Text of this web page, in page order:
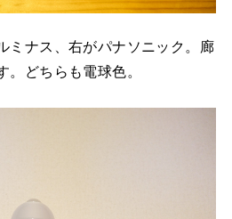
ミナス、右がパナソニック。廊
。どちらも電球色。